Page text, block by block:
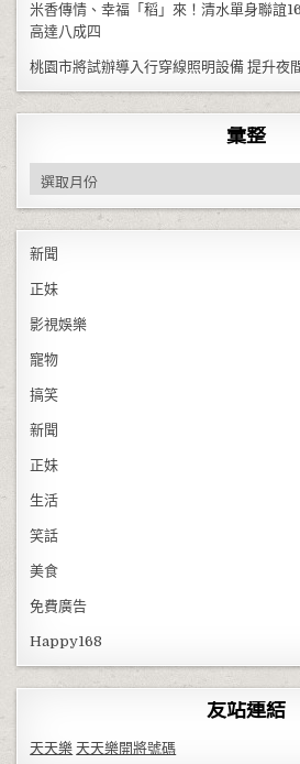
米香傳情、幸福「稻」來！清水單身聯誼
高達八成四
桃園市將試辦導入行穿線照明設備 提升夜
彙整
彙整
新聞
正妹
影視娛樂
寵物
搞笑
新聞
正妹
生活
笑話
美食
免費廣告
Happy168
友站連結
天天樂 天天樂開將號碼